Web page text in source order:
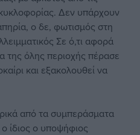
Δεν υπάρχουν
ο δε, φωτισμός στη
Σε ό,τι αφορά
της όλης περιοχής πέρασε
και εξακολουθεί να
από τα συμπεράσματα
ίδιος ο υποψήφιος